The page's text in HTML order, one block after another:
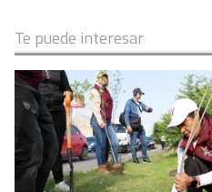
Te puede interesar